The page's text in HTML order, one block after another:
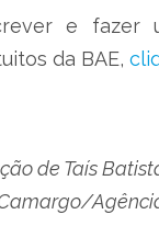
e fazer
da BAE,
de Taís